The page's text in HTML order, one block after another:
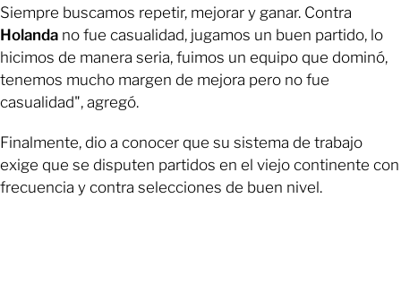
Siempre buscamos repetir, mejorar y ganar. Contra
Holanda no fue casualidad, jugamos un buen partido, lo
hicimos de manera seria, fuimos un equipo que dominó,
tenemos mucho margen de mejora pero no fue
casualidad", agregó.
Finalmente, dio a conocer que su sistema de trabajo
exige que se disputen partidos en el viejo continente con
frecuencia y contra selecciones de buen nivel.